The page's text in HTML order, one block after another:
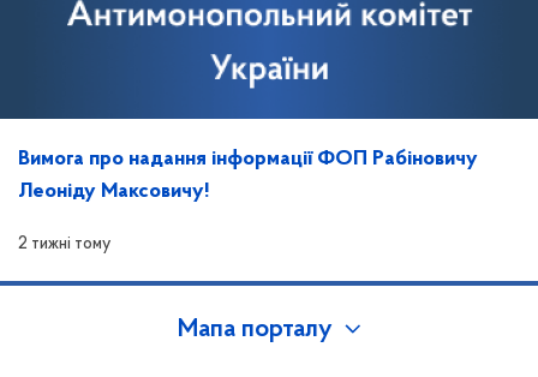
Вимога про надання інформації ФОП Рабіновичу
Леоніду Максовичу!
2 тижні тому
Мапа порталу